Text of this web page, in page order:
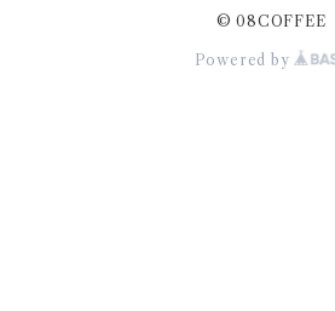
© 08COFFEE
Powered by